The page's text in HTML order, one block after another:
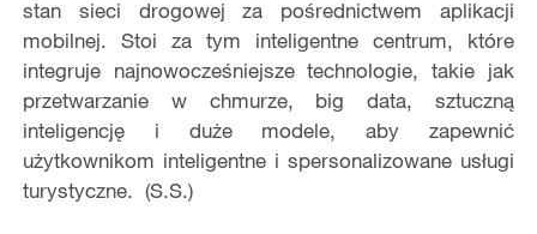
stan sieci drogowej za pośrednictwem aplikacji
mobilnej. Stoi za tym inteligentne centrum, które
integruje najnowocześniejsze technologie, takie jak
przetwarzanie w chmurze, big data, sztuczną
inteligencję i duże modele, aby zapewnić
użytkownikom inteligentne i spersonalizowane usługi
turystyczne. (S.S.)